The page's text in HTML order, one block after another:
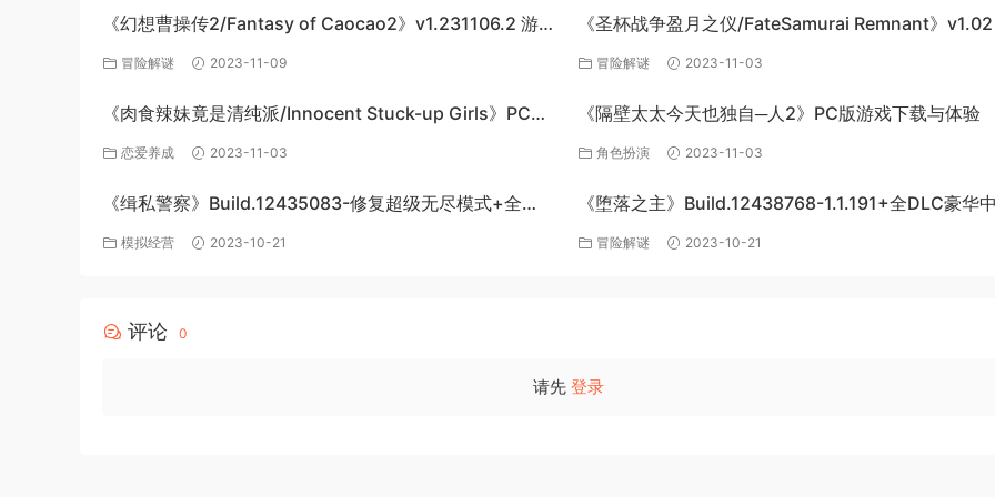
《幻想曹操传2/Fantasy of Caocao2》v1.231106.2 游戏
下载与介绍
冒险解谜 2023-11-09
《圣杯战争盈月之仪/FateSamurai Remnant》
单机游戏下载
冒险解谜 2023-11-03
《肉食辣妹竟是清纯派/Innocent Stuck-up Girls》PC单
机游戏免费下载
恋爱养成 2023-11-03
《隔壁太太今天也独自─人2》PC版游戏下载与体验
角色扮演 2023-11-03
《缉私警察》Build.12435083-修复超级无尽模式+全
DLC-官方中文-免费下载
模拟经营 2023-10-21
《堕落之主》Build.12438768-1.1.191+全DLC豪华
下载冒险解谜 2023-10-21
评论 0
请先 登录